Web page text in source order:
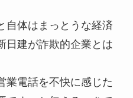
自体はまっとうな経済
日建が詐欺的企業とは
業電話を不快に感じた